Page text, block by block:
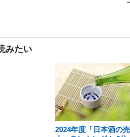
みたい
2024年度「日本酒の売